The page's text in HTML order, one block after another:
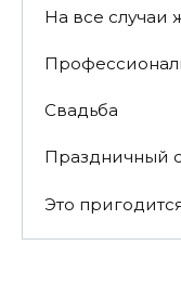
На все случаи
Свадьба
Праздничный
Это